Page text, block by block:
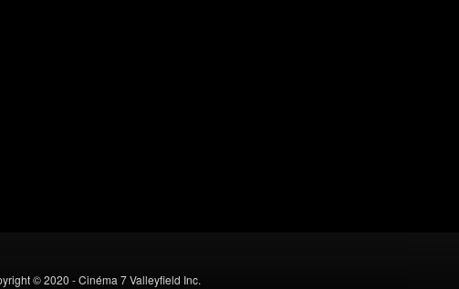
© 2020 - Cinéma 7 Valleyfield Inc.